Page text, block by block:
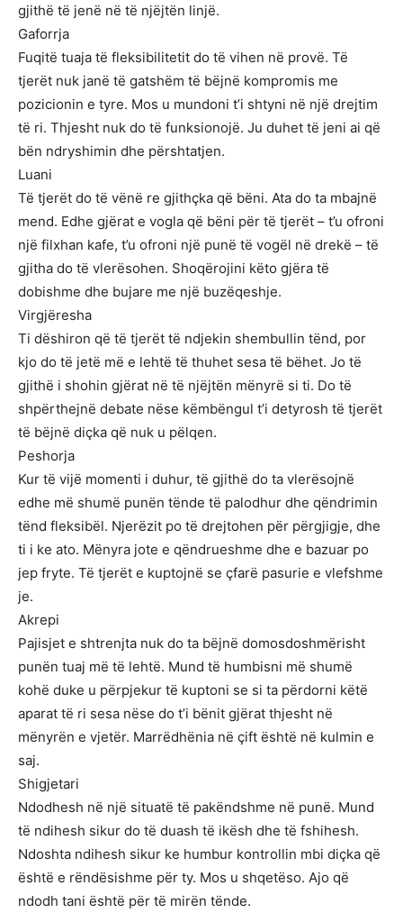
gjithë të jenë në të njëjtën linjë.
Gaforrja
Fuqitë tuaja të fleksibilitetit do të vihen në provë. Të
tjerët nuk janë të gatshëm të bëjnë kompromis me
pozicionin e tyre. Mos u mundoni t’i shtyni në një drejtim
të ri. Thjesht nuk do të funksionojë. Ju duhet të jeni ai që
bën ndryshimin dhe përshtatjen.
Luani
Të tjerët do të vënë re gjithçka që bëni. Ata do ta mbajnë
mend. Edhe gjërat e vogla që bëni për të tjerët – t’u ofroni
një filxhan kafe, t’u ofroni një punë të vogël në drekë – të
gjitha do të vlerësohen. Shoqërojini këto gjëra të
dobishme dhe bujare me një buzëqeshje.
Virgjëresha
Ti dëshiron që të tjerët të ndjekin shembullin tënd, por
kjo do të jetë më e lehtë të thuhet sesa të bëhet. Jo të
gjithë i shohin gjërat në të njëjtën mënyrë si ti. Do të
shpërthejnë debate nëse këmbëngul t’i detyrosh të tjerët
të bëjnë diçka që nuk u pëlqen.
Peshorja
Kur të vijë momenti i duhur, të gjithë do ta vlerësojnë
edhe më shumë punën tënde të palodhur dhe qëndrimin
tënd fleksibël. Njerëzit po të drejtohen për përgjigje, dhe
ti i ke ato. Mënyra jote e qëndrueshme dhe e bazuar po
jep fryte. Të tjerët e kuptojnë se çfarë pasurie e vlefshme
je.
Akrepi
Pajisjet e shtrenjta nuk do ta bëjnë domosdoshmërisht
punën tuaj më të lehtë. Mund të humbisni më shumë
kohë duke u përpjekur të kuptoni se si ta përdorni këtë
aparat të ri sesa nëse do t’i bënit gjërat thjesht në
mënyrën e vjetër. Marrëdhënia në çift është në kulmin e
saj.
Shigjetari
Ndodhesh në një situatë të pakëndshme në punë. Mund
të ndihesh sikur do të duash të ikësh dhe të fshihesh.
Ndoshta ndihesh sikur ke humbur kontrollin mbi diçka që
është e rëndësishme për ty. Mos u shqetëso. Ajo që
ndodh tani është për të mirën tënde.